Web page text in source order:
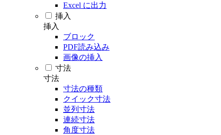
Excel に出力
挿入
挿入
ブロック
PDF読み込み
画像の挿入
寸法
寸法
寸法の種類
クイック寸法
並列寸法
連続寸法
角度寸法